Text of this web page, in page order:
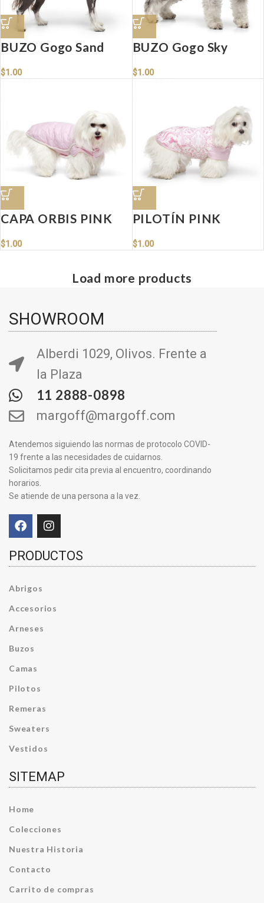
BUZO Gogo Sand
$1.00
BUZO Gogo Sky
$1.00
CAPA ORBIS PINK
$1.00
PILOTÍN PINK
$1.00
Load more products
SHOWROOM
Alberdi 1029, Olivos. Frente a
la Plaza
11 2888-0898
margoff@margoff.com
Atendemos siguiendo las normas de protocolo COVID-
19 frente a las necesidades de cuidarnos.
Solicitamos pedir cita previa al encuentro, coordinando
horarios.
Se atiende de una persona a la vez.
PRODUCTOS
Abrigos
Accesorios
Arneses
Buzos
Camas
Pilotos
Remeras
Sweaters
Vestidos
SITEMAP
Home
Colecciones
Nuestra Historia
Contacto
Carrito de compras